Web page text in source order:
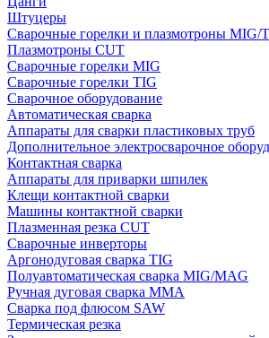
Штуцеры
Сварочные горелки и плазмотроны MIG/
Плазмотроны CUT
Сварочные горелки MIG
Сварочные горелки TIG
Сварочное оборудование
Автоматическая сварка
Аппараты для сварки пластиковых труб
Дополнительное электросварочное
Контактная сварка
Аппараты для приварки шпилек
Клещи контактной сварки
Машины контактной сварки
Плазменная резка CUT
Сварочные инверторы
Аргонодуговая сварка TIG
Полуавтоматическая сварка MIG/MAG
Ручная дуговая сварка MMA
Сварка под флюсом SAW
Термическая резка